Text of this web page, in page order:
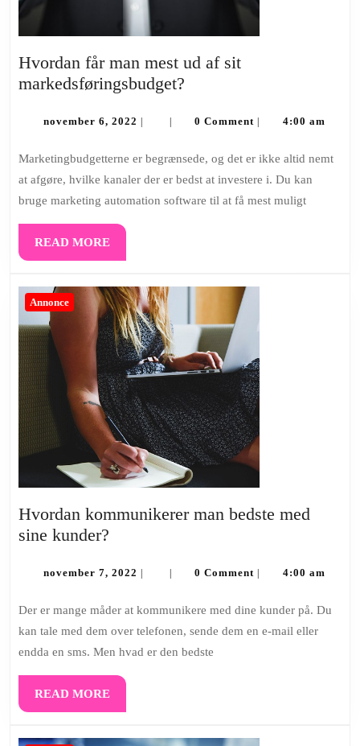
Hvordan får man mest ud af sit
markedsføringsbudget?
man
ud
af
sit
november 6, 2022 november
0 Comment 4:00 am
Marketingbudgetterne er begrænsede, og det er ikke altid nemt
at afgøre, hvilke kanaler der er bedst at investere i. Du kan
bruge marketing automation software til at få mest muligt
READ MOREREAD
MORE
Annonce
Hvordan kommunikerer man bedste med
sine kunder?
man
med
sine
kunder?
november 7, 2022 november
0 Comment 4:00 am
Der er mange måder at kommunikere med dine kunder på. Du
kan tale med dem over telefonen, sende dem en e-mail eller
endda en sms. Men hvad er den bedste
READ MOREREAD
MORE